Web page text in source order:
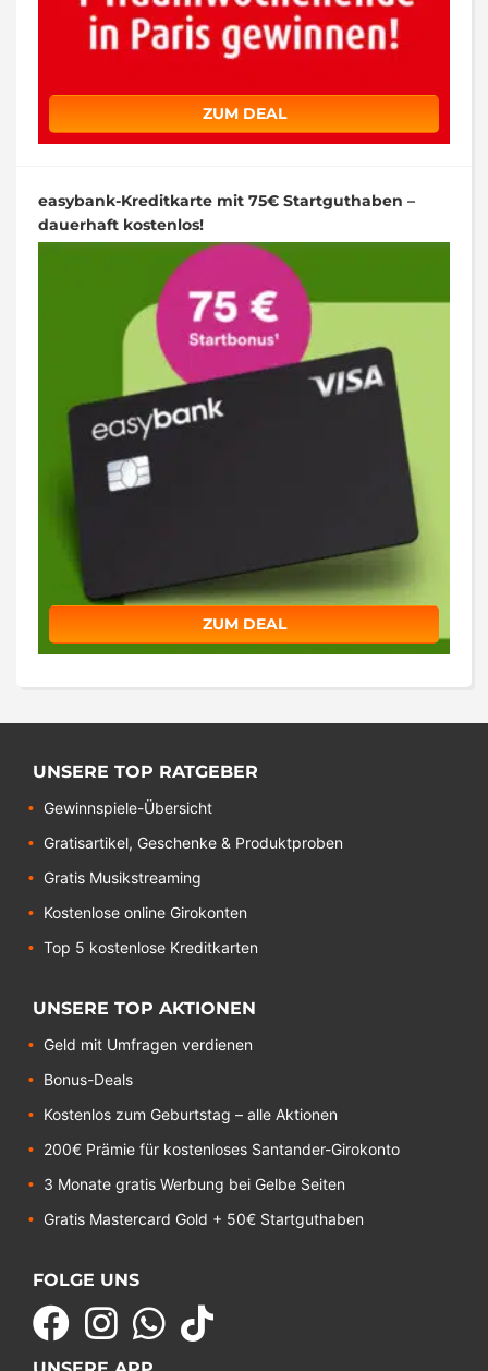
ZUM DEAL
easybank-Kreditkarte mit 75€ Startguthaben –
dauerhaft kostenlos!
ZUM DEAL
UNSERE TOP RATGEBER
Gewinnspiele-Übersicht
Gratisartikel, Geschenke & Produktproben
Gratis Musikstreaming
Kostenlose online Girokonten
Top 5 kostenlose Kreditkarten
UNSERE TOP AKTIONEN
Geld mit Umfragen verdienen
Bonus-Deals
Kostenlos zum Geburtstag – alle Aktionen
200€ Prämie für kostenloses Santander-Girokonto
3 Monate gratis Werbung bei Gelbe Seiten
Gratis Mastercard Gold + 50€ Startguthaben
FOLGE UNS